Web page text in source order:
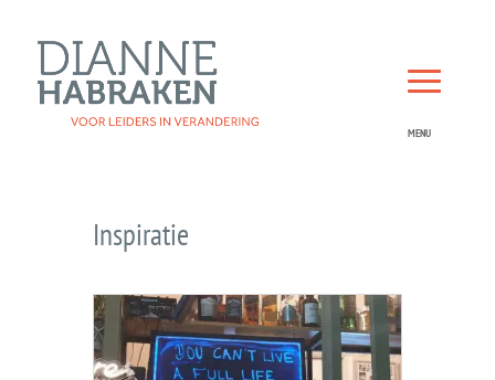
Inspiratie